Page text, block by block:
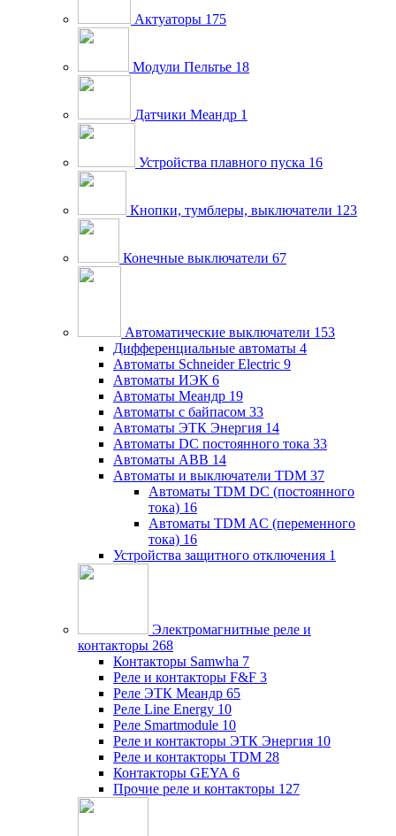
Актуаторы 175
Модули Пельтье 18
Датчики Меандр 1
Устройства плавного пуска 16
Кнопки, тумблеры, выключатели 123
Конечные выключатели 67
Автоматические выключатели 153
Дифференциальные автоматы 4
Автоматы Schneider Electric 9
Автоматы ИЭК 6
Автоматы Меандр 19
Автоматы с байпасом 33
Автоматы ЭТК Энергия 14
Автоматы DC постоянного тока 33
Автоматы ABB 14
Автоматы и выключатели TDM 37
Автоматы TDM DC (постоянного
тока) 16
Автоматы TDM AC (переменного
тока) 16
Устройства защитного отключения 1
Электромагнитные реле и
контакторы 268
Контакторы Samwha 7
Реле и контакторы F&F 3
Реле ЭТК Меандр 65
Реле Line Energy 10
Реле Smartmodule 10
Реле и контакторы ЭТК Энергия 10
Реле и контакторы TDM 28
Контакторы GEYA 6
Прочие реле и контакторы 127